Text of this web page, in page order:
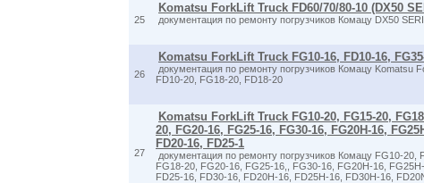
25
Komatsu ForkLift Truck FD60/70/80-10 (DX50
документация по ремонту погрузчиков Комацу DX50
26
Komatsu ForkLift Truck FG10-16, FD10-16,
документация по ремонту погрузчиков Комацу
FD10-20, FG18-20, FD18-20
27
Komatsu ForkLift Truck FG10-20, FG15-20,
20, FG20-16, FG25-16, FG30-16, FG20H-16,
FD20-16, FD25-1
документация по ремонту погрузчиков Комацу FG10-
FG18-20, FG20-16, FG25-16,, FG30-16, FG20H-16,
FD25-16, FD30-16, FD20H-16, FD25H-16, FD30H-16,